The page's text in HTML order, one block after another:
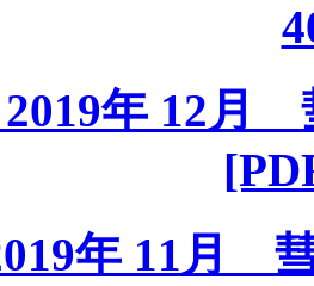
2019年 12月
年 11月